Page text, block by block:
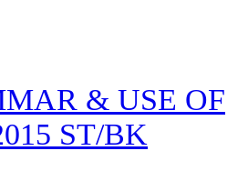
& USE OF
ST/BK